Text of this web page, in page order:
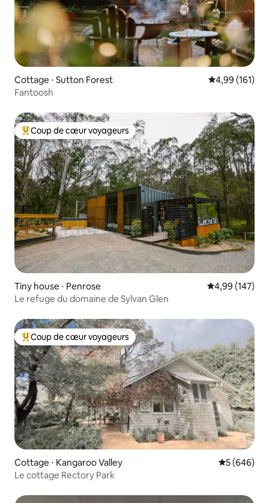
Cottage ⋅ Sutton Forest Évaluation
4,99 (161)
Fantoosh
Coups de cœur voyageurs les plus appréciés
Coup de cœur voyageurs
Tiny house ⋅ Penrose Évaluation
4,99 (147)
Le refuge du domaine de Sylvan Glen
Coups de cœur voyageurs les plus appréciés
Coup de cœur voyageurs
Cottage ⋅ Kangaroo Valley Évaluation
5 (646)
Le cottage Rectory Park